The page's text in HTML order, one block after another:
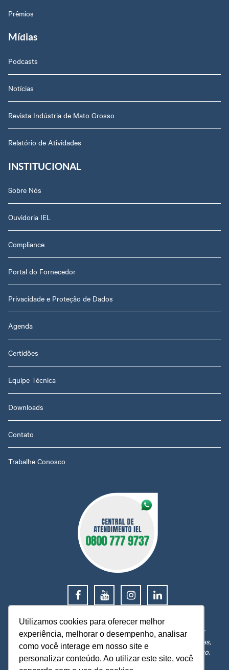
Utilizamos cookies para oferecer melhor
experiência, melhorar o desempenho, analisar
como você interage em nosso site e
personalizar conteúdo. Ao utilizar este site, você
Prêmios
Mídias
Podcasts
Notícias
Revista Indústria de Mato Grosso
Relatório de Atividades
INSTITUCIONAL
Sobre Nós
Ouvidoria IEL
Compliance
Portal do Fornecedor
Privacidade e Proteção de Dados
Agenda
Certidões
Equipe Técnica
Downloads
Contato
Trabalhe Conosco
0800 777 9737
O IEL MT está a sua disposição, pronto para esclarecer
dúvidas, receber reclamações, sugestões e firmar parcerias,
visando sempre oferecer melhores serviços e atendimento.